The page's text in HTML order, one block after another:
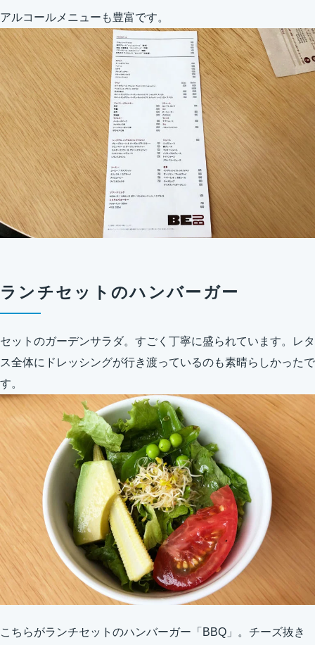
アルコールメニューも豊富です。
ランチセットのハンバーガー
セットのガーデンサラダ。すごく丁寧に盛られています。レタ
ス全体にドレッシングが行き渡っているのも素晴らしかったで
す。
こちらがランチセットのハンバーガー「BBQ」。チーズ抜き